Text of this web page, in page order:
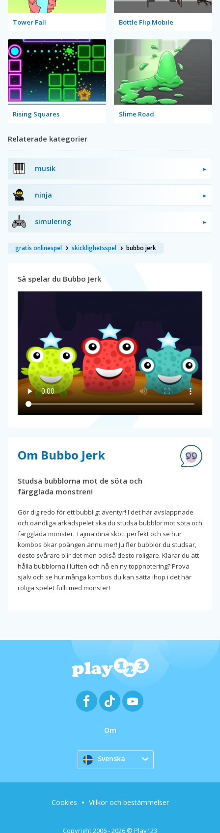
Tower Fall Bottle Flip Mobile
Rising Squares Slime Road
Relaterade kategorier
musik
ninja
simulering
gratis onlinespel skicklighetsspel bubbo jerk
Så spelar du Bubbo Jerk
Om Bubbo Jerk
Studsa bubblorna mot de söta och
färgglada monstren!
Gör dig redo för ett bubbligt äventyr! I det här avslappnade
och oändliga arkadspelet ska du studsa bubblor mot söta och
färgglada monster. Tajma dina skott perfekt och se hur
kombos ökar poängen ännu mer! Ju fler bubblor du studsar,
desto svårare blir det men också desto roligare. Klarar du att
hålla bubblorna i luften och nå en ny toppnotering? Prova
själv och se hur många kombos du kan sätta ihop i det här
roliga spelet fullt med monster!
Om
Svenska
Copyright 2006 - 2026 © Play123
Cookies Villkor och bestämmelser